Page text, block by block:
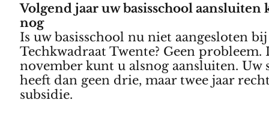
Volgend jaar uw basisschool aansluiten
nog
Is uw basisschool nu niet aangesloten bij
Techkwadraat Twente? Geen probleem.
november kunt u alsnog aansluiten. Uw
heeft dan geen drie, maar twee jaar
subsidie.